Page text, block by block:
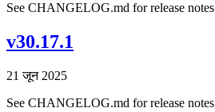
See CHANGELOG.md for release notes
v30.17.1
21 जून 2025
See CHANGELOG.md for release notes